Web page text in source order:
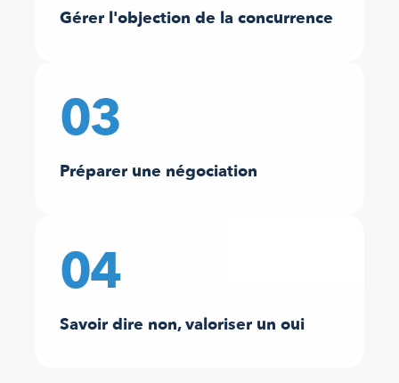
Gérer l'objection de la concurrence
03
Préparer une négociation
04
Savoir dire non, valoriser un oui